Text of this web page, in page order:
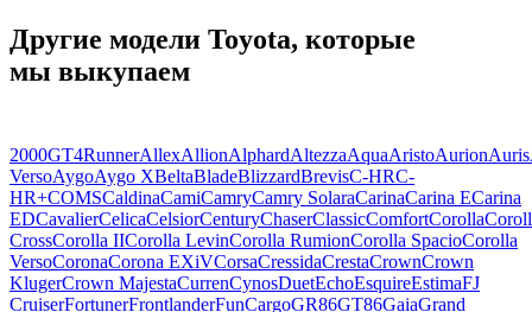
Другие модели Toyota, которые
мы выкупаем
2000GT4RunnerAllexAllionAlphardAltezzaAquaAristoAurionAuris
VersoAygoAygo XBeltaBladeBlizzardBrevisC-HRC-
HR+COMSCaldinaCamiCamryCamry SolaraCarinaCarina ECarina
EDCavalierCelicaCelsiorCenturyChaserClassicComfortCorolla
CrossCorolla IICorolla LevinCorolla RumionCorolla SpacioCorolla
VersoCoronaCorona EXiVCorsaCressidaCrestaCrownCrown
KlugerCrown MajestaCurrenCynosDuetEchoEsquireEstimaFJ
CruiserFortunerFrontlanderFunCargoGR86GT86GaiaGrand